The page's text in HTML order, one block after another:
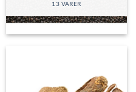
13 VARER